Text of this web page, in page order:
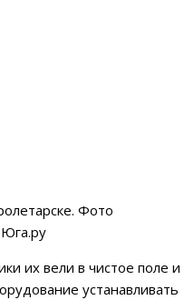
Фото
их вели в чистое поле и
устанавливать